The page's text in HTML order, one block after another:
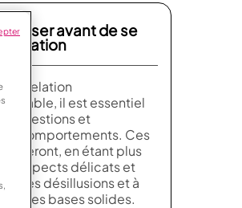
à poser avant de se
relation
relation
durable, il est essentiel
questions et
comportements. Ces
aideront, en étant plus
aspects délicats et
des désillusions et à
sur des bases solides.